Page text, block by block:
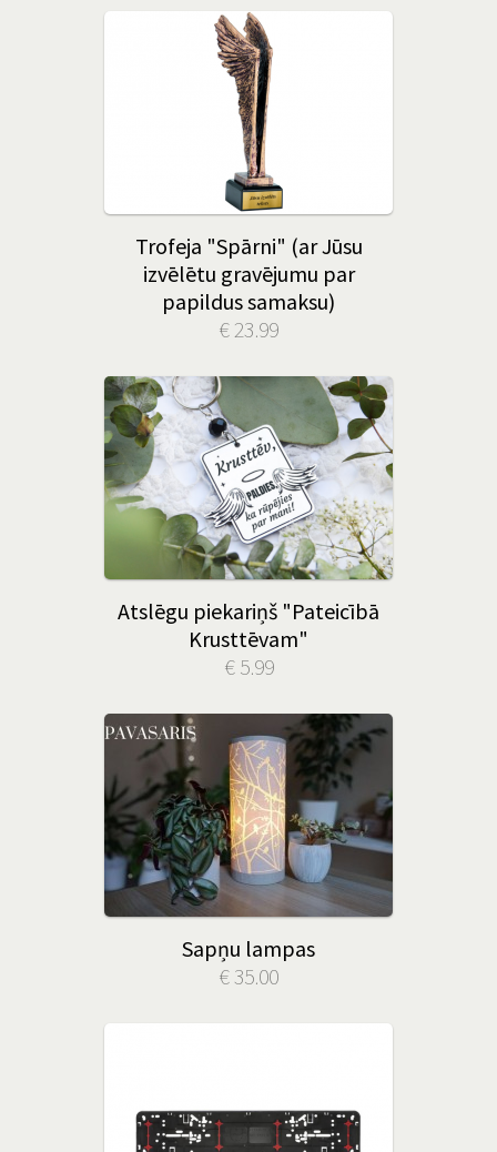
Trofeja "Spārni" (ar Jūsu
izvēlētu gravējumu par
papildus samaksu)
€ 23.99
Atslēgu piekariņš "Pateicībā
Krusttēvam"
€ 5.99
Sapņu lampas
€ 35.00